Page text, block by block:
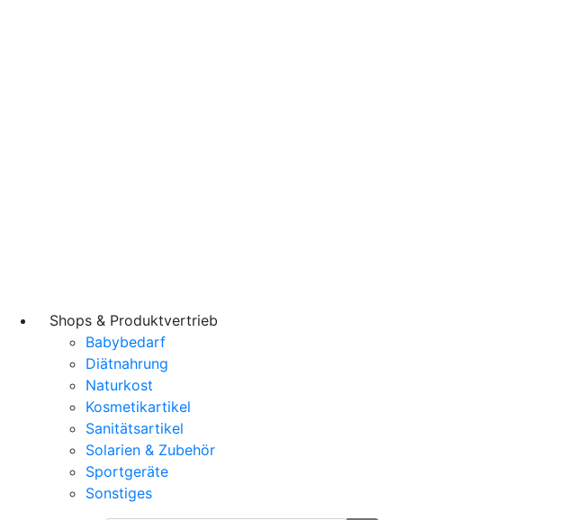
Shops & Produktvertrieb
Babybedarf
Diätnahrung
Naturkost
Kosmetikartikel
Sanitätsartikel
Solarien & Zubehör
Sportgeräte
Sonstiges